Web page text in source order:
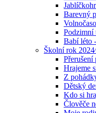
Barevný
Podzimní
Babí léto
Školní rok
Přerušení
Hrajeme
Z
Dětský
Kdo si
Člověče